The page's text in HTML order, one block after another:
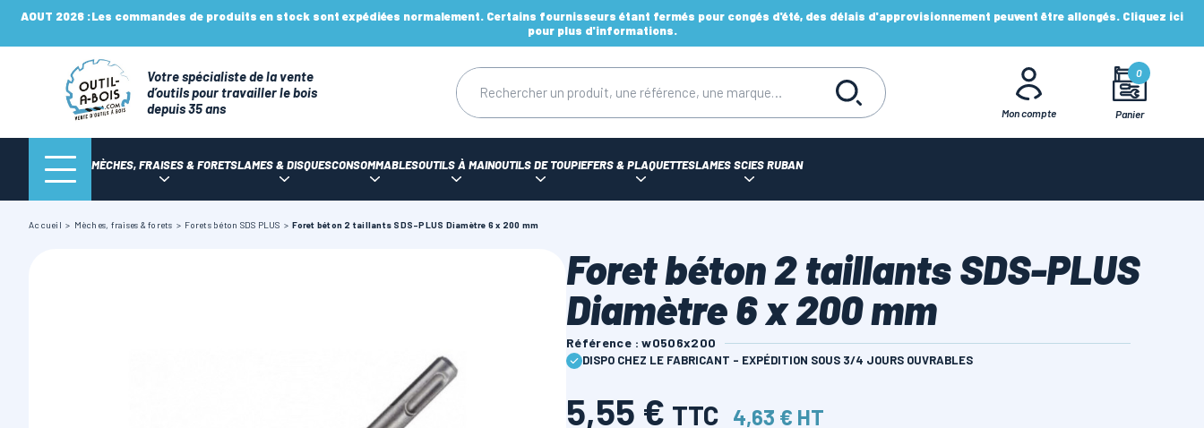
AOUT 2026 :Les commandes de produits en stock sont expédiées normalement. Certains fournisseurs étant fermés pour congés d'été, des délais d'approvisionnement peuvent être allongés. Cliquez ici
pour plus d'informations.
Votre spécialiste de la vente
d’outils pour travailler le bois
depuis 35 ans
Mon compte Panier
0
MÈCHES, FRAISES & FORETSLAMES & DISQUESCONSOMMABLESOUTILS À MAINOUTILS DE TOUPIEFERS & PLAQUETTESLAMES SCIES RUBAN
Accueil Mèches, fraises & forets Forets béton SDS PLUS Foret béton 2 taillants SDS-PLUS Diamètre 6 x 200 mm
Foret béton 2 taillants SDS-PLUS
Diamètre 6 x 200 mm
Référence : w0506x200
DISPO CHEZ LE FABRICANT - EXPÉDITION SOUS 3/4 JOURS OUVRABLES
5,55 € TTC 4,63 € HT